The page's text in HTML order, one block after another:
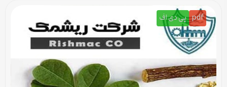
pdf پی دی اف